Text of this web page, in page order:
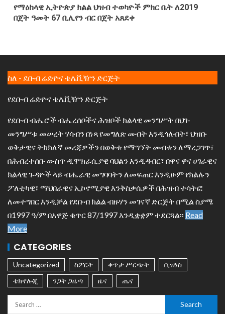
የማዕከላዊ ኢትዮጵያ ክልል ህዝብ ተወካዮች ምክር ቤት ለ2019
በጀት ዓመት 67 ቢሊየን ብር በጀት አጸደቀ
ስለ - ደቡብ ሬድዮና ቴሌቪዥን ድርጅት
የደቡብ ሬድዮና ቴሌቪዥን ድርጅት
የደቡብ ብሔሮች ብሔረሰቦችና ሕዝቦች ክልላዊ መንግሥት በህገ-
መንግሥቱ መሠረት ሃሳብን በነጻ የመግለጽ መብት እንዲጎለብት፣ ህዝቡ
ወቅታዊና ትክክለኛ መረጃዎችን በወቅቱ የማግኘት መብቱን ለማረጋገጥ፣
በሕብረተሰቡ ውስጥ ዲሞክራሲያዊ ባህልን እንዲዳብር፣ በዋና ዋና ሀገራዊና
ክልላዊ ጉዳዮች ላይ ብሔራዊ መግባባትን ለመፍጠር እንዲሁም የክልሉን
ፖለቲካዊ፣ ማህበራዊና ኢኮኖሚያዊ እንቅስቃሴዎች በሕዝብ ተሳትፎ
ለመተግበር እንዲቻል የደቡብ ክልል ብዙሃን መገናኛ ድርጅት በሚል ስያሜ
በ1997 ዓ/ም በአዋጅ ቁጥር 87/1997 እንዲቋቋም ተደርጓል፡፡ Read
More
CATEGORIES
Uncategorized ስፖርት ቀጥታ ሥርጭት
ቢዝነስ
ቴክኖሎጂ
ንጋት ጋዜጣ ዜና ጤና